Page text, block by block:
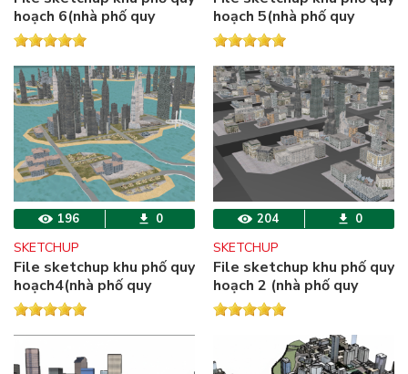
hoạch 6(nhà phố quy
hoạch+ khu đất quy
hoạch).
hoạch 5(nhà phố quy
hoạch+ khu đất quy
hoạch)
196 0
SKETCHUP
File sketchup khu phố quy
hoạch4(nhà phố quy
hoạch+ khu đất quy
hoạch)
204 0
SKETCHUP
File sketchup khu phố quy
hoạch 2 (nhà phố quy
hoạch+ khu đất quy
hoạch)